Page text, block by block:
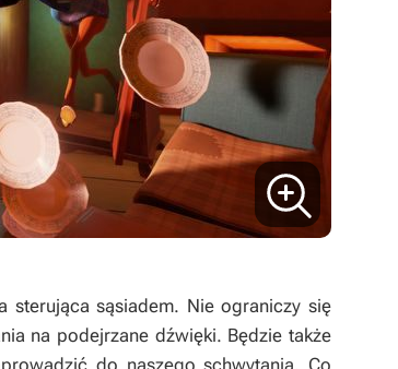
sterująca sąsiadem. Nie ograniczy się
na podejrzane dźwięki. Będzie także
do naszego schwytania. Co